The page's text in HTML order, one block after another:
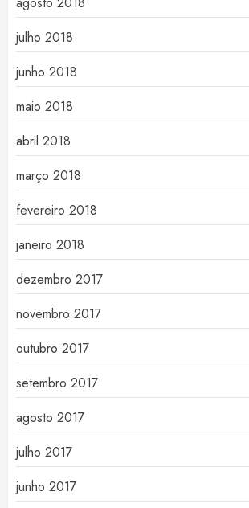
julho 2018
junho 2018
maio 2018
abril 2018
março 2018
fevereiro 2018
janeiro 2018
dezembro 2017
novembro 2017
outubro 2017
setembro 2017
agosto 2017
julho 2017
junho 2017